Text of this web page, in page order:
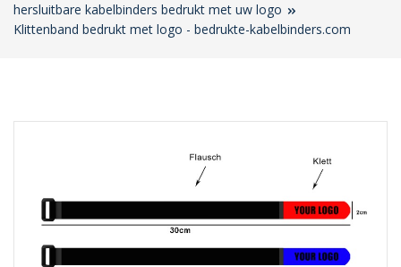
hersluitbare kabelbinders bedrukt met uw logo
Klittenband bedrukt met logo - bedrukte-kabelbinders.com